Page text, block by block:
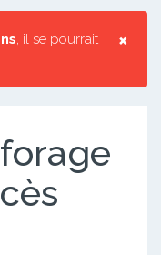
×
, il se pourrait